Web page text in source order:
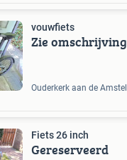
vouwfiets
Zie omschrijving
Ouderkerk aan de Amstel
Fiets 26 inch
Gereserveerd